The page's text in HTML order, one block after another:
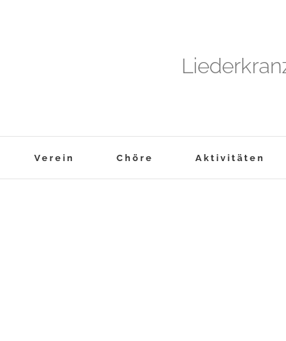
Verein Chöre Aktivitäten